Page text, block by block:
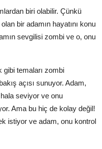
biri olabilir. Çünkü
bir adamın hayatını konu
sevgilisi zombi ve o, onu
gibi temaları zombi
açısı sunuyor. Adam,
seviyor ve onu
Ama bu hiç de kolay değil!
istiyor ve adam, onu kontrol